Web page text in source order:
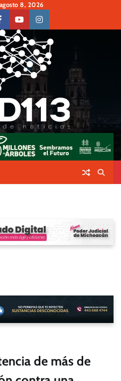
8, 2026
Youtubeinsta
de más de